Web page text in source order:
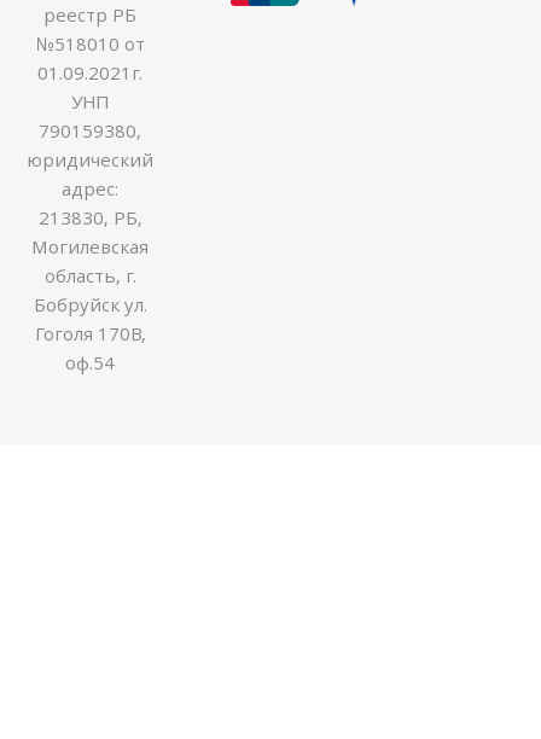
реестр РБ
№518010 от
01.09.2021г.
УНП
790159380,
юридический
адрес:
213830, РБ,
Могилевская
область, г.
Бобруйск ул.
Гоголя 170В,
оф.54